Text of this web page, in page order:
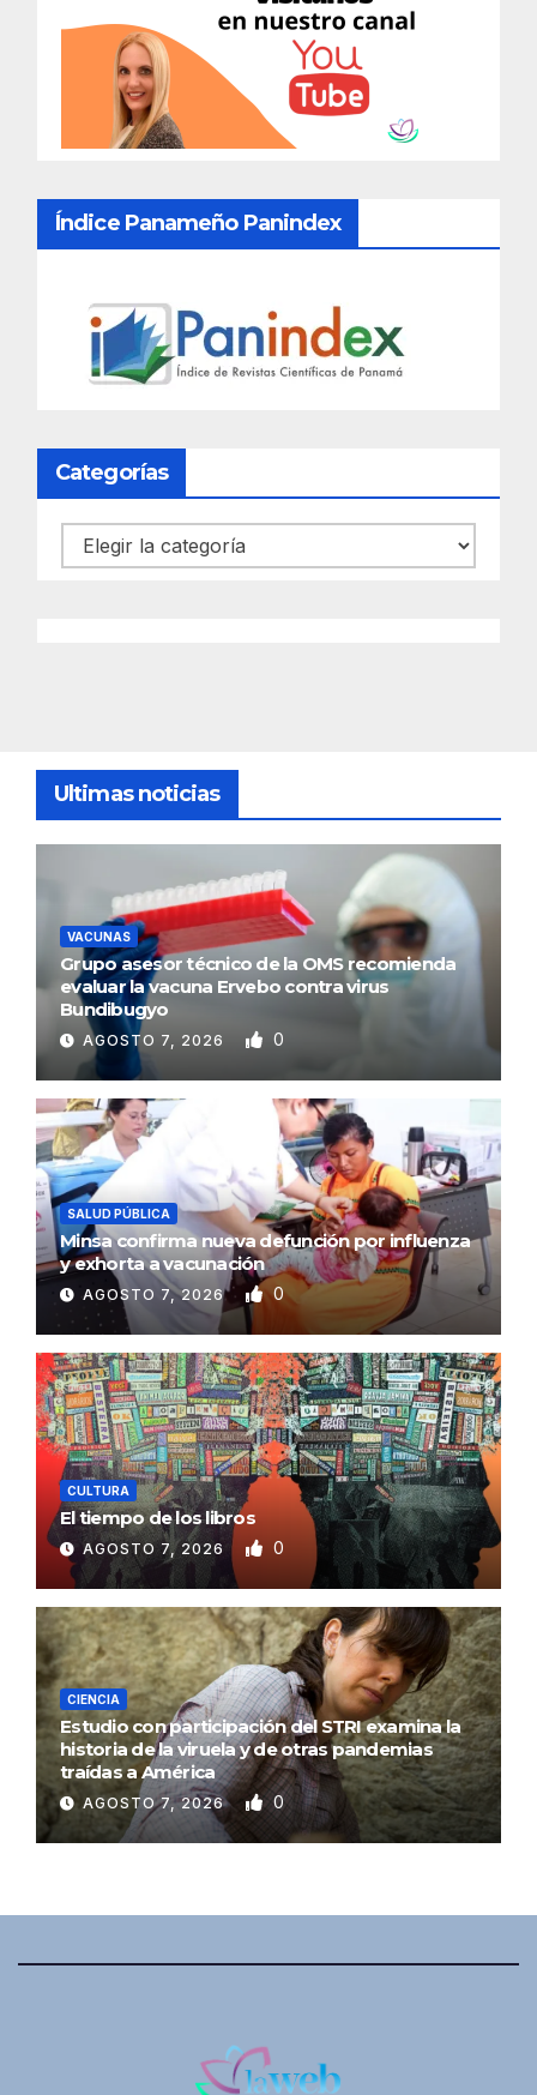
Índice Panameño Panindex
Categorías
Categorías
Ultimas noticias
VACUNAS
Grupo asesor técnico de la OMS recomienda
evaluar la vacuna Ervebo contra virus
Bundibugyo
AGOSTO 7, 2026 0
SALUD PÚBLICA
Minsa confirma nueva defunción por influenza
y exhorta a vacunación
AGOSTO 7, 2026 0
CULTURA
El tiempo de los libros
AGOSTO 7, 2026 0
CIENCIA
Estudio con participación del STRI examina la
historia de la viruela y de otras pandemias
traídas a América
AGOSTO 7, 2026 0